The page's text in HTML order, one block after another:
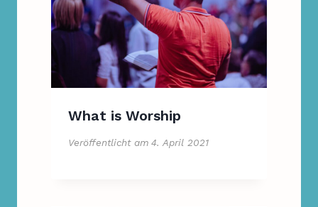
What is Worship
Veröffentlicht am 4. April 2021